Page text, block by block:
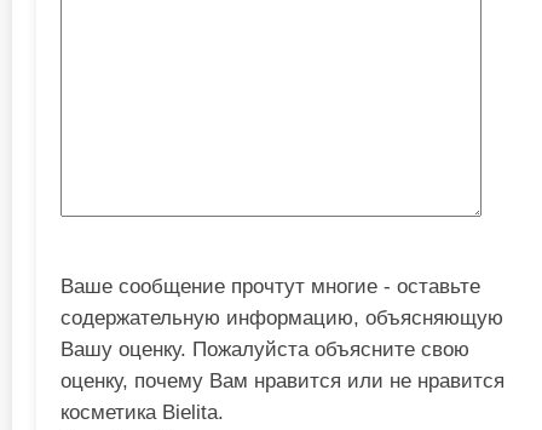
Ваше сообщение прочтут многие - оставьте
содержательную информацию, объясняющую
Вашу оценку. Пожалуйста объясните свою
оценку, почему Вам нравится или не нравится
косметика Bielita.